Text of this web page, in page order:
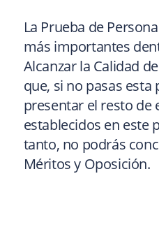
La Prueba de
más importantes
Alcanzar la Calidad
que, si no pasas
presentar el resto de
establecidos en este
tanto, no podrás
Méritos y Oposición.